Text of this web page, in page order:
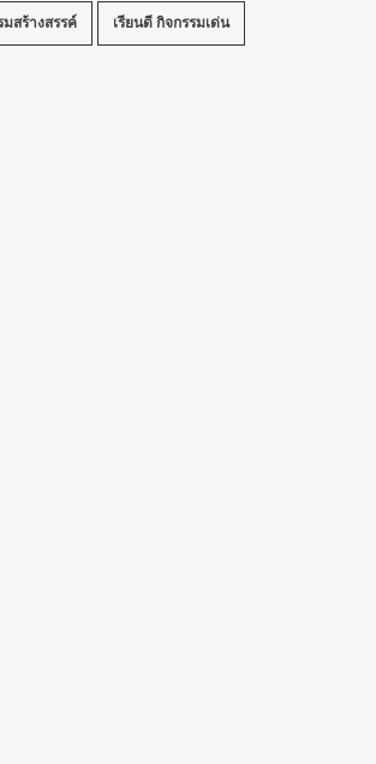
สร้างสรรค์ เรียนดี กิจกรรมเด่น